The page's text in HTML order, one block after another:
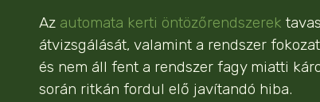
Az automata kerti öntözőrendszerek
átvizsgálását, valamint a rendszer
és nem áll fent a rendszer fagy miatti
során ritkán fordul elő javítandó hiba.